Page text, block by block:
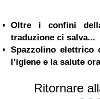
Oltre i confini
traduzione ci salva...
Spazzolino elettrico
l’igiene e la salute
Ritornare